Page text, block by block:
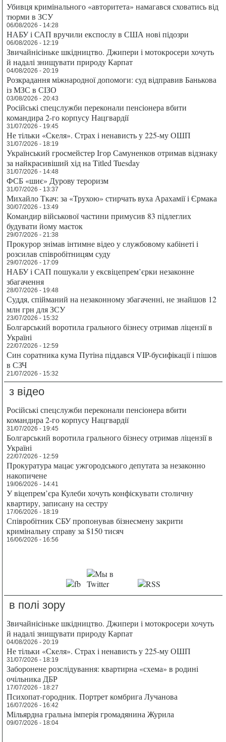
Убивця кримінального «авторитета» намагався сховатись від
тюрми в ЗСУ
06/08/2026 - 14:28
НАБУ і САП вручили експослу в США нові підозри
06/08/2026 - 12:19
Звичайнісіньке шкідництво. Джипери і мотокросери хочуть
й надалі знищувати природу Карпат
04/08/2026 - 20:19
Розкрадання міжнародної допомоги: суд відправив Банькова
із МЗС в СІЗО
03/08/2026 - 20:43
Російські спецслужби переконали пенсіонера вбити
командира 2-го корпусу Нацгвардії
31/07/2026 - 19:45
Не тільки «Скеля». Страх і ненависть у 225-му ОШП
31/07/2026 - 18:19
Український гросмейстер Ігор Самуненков отримав відзнаку
за найкрасивіший хід на Titled Tuesday
31/07/2026 - 14:48
ФСБ «шиє» Дурову тероризм
31/07/2026 - 13:37
Михайло Ткач: за «Трухою» стирчать вуха Арахамії і Єрмака
30/07/2026 - 13:49
Командир військової частини примусив 83 підлеглих
будувати йому маєток
29/07/2026 - 21:38
Прокурор знімав інтимне відео у службовому кабінеті і
розсилав співробітницям суду
29/07/2026 - 17:09
НАБУ і САП пошукали у ексвіцепрем’єрки незаконне
збагачення
28/07/2026 - 19:48
Суддя, спійманий на незаконному збагаченні, не знайшов 12
млн грн для ЗСУ
23/07/2026 - 15:32
Болгарський воротила грального бізнесу отримав ліцензії в
Україні
22/07/2026 - 12:59
Син соратника кума Путіна піддався VIP-бусифікації і пішов
в СЗЧ
21/07/2026 - 15:32
з відео
Російські спецслужби переконали пенсіонера вбити
командира 2-го корпусу Нацгвардії
31/07/2026 - 19:45
Болгарський воротила грального бізнесу отримав ліцензії в
Україні
22/07/2026 - 12:59
Прокуратура мацає ужгородського депутата за незаконно
накопичене
19/06/2026 - 14:41
У віцепрем’єра Кулеби хочуть конфіскувати столичну
квартиру, записану на сестру
17/06/2026 - 18:19
Співробітник СБУ пропонував бізнесмену закрити
кримінальну справу за $150 тисяч
16/06/2026 - 16:56
в полі зору
Звичайнісіньке шкідництво. Джипери і мотокросери хочуть
й надалі знищувати природу Карпат
04/08/2026 - 20:19
Не тільки «Скеля». Страх і ненависть у 225-му ОШП
31/07/2026 - 18:19
Заборонене розслідування: квартирна «схема» в родині
очільника ДБР
17/07/2026 - 18:27
Психопат-городник. Портрет комбрига Лучанова
16/07/2026 - 16:42
Мільярдна гральна імперія громадянина Журила
09/07/2026 - 18:04